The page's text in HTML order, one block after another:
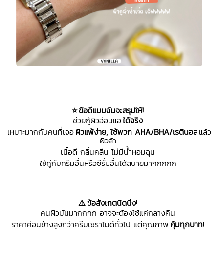
⭐ข้อดีแบบฉันจะสรุปให้!
ช่วยกู้ผิวอ่อนแอได้จริง
เหมาะมากกับคนที่เจอผิวแพ้ง่าย,ใช้พวกAHA/BHA/เรตินอลแล้ว
ผิวล้า
เนื้อดี กลิ่นคลีน ไม่มีน้ำหอมฉุน
ใช้คู่กับครีมอื่นหรือซีรั่มอื่นได้สบายมากกกกก
⚠️ข้อสังเกตนิดนึง!
คนผิวมันมากกกก อาจจะต้องใช้แค่กลางคืน
ราคาค่อนข้างสูงกว่าครีมเซราไมด์ทั่วไป แต่คุณภาพ คุ้มทุกบาท!